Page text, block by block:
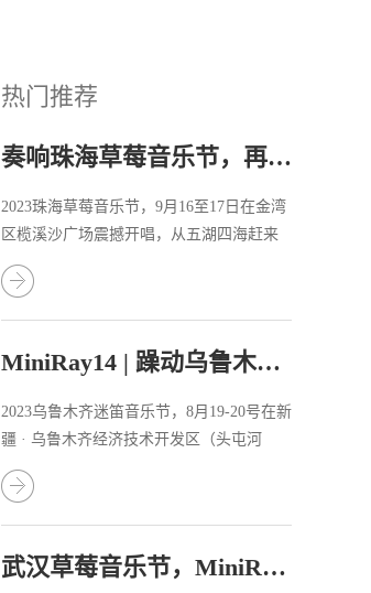
热门推荐
奏响珠海草莓音乐节，再掀音乐热潮
2023珠海草莓音乐节，9月16至17日在金湾
区榄溪沙广场震撼开唱，从五湖四海赶来
的乐迷们共同去珠海金湾奔赴一场热情的
音乐之旅！
MiniRay14 | 躁动乌鲁木齐迷笛音乐节
2023乌鲁木齐迷笛音乐节，8月19-20号在新
疆 · 乌鲁木齐经济技术开发区（头屯河
区）乌鲁木齐国际纺服中心躁动开演。
武汉草莓音乐节，MiniRay14首次惊艳亮相！